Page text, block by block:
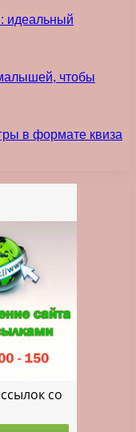
идеальный
чтобы
в формате квиза